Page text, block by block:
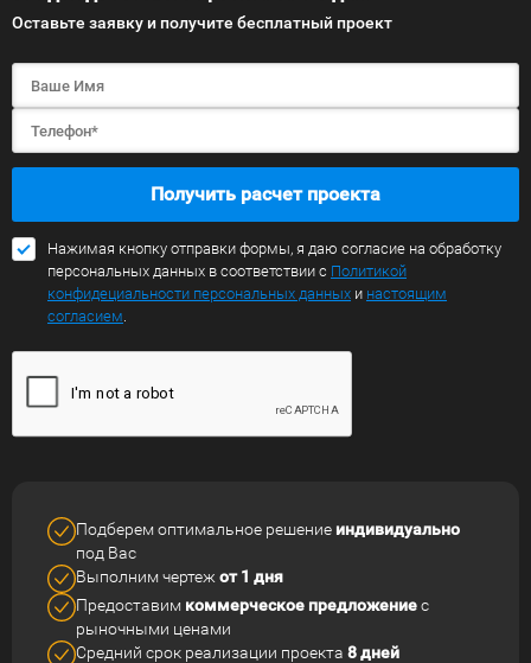
Оставьте заявку и получите бесплатный проект
Получить расчет проекта
Нажимая кнопку отправки формы, я даю согласие на обработку
персональных данных в соответствии с Политикой
конфидециальности персональных данных и настоящим
согласием
Подберем оптимальное решение индивидуально
под Вас
Выполним чертеж от 1 дня
Предоставим коммерческое предложениес
рыночными ценами
Средний срок реализации проекта 8 дней